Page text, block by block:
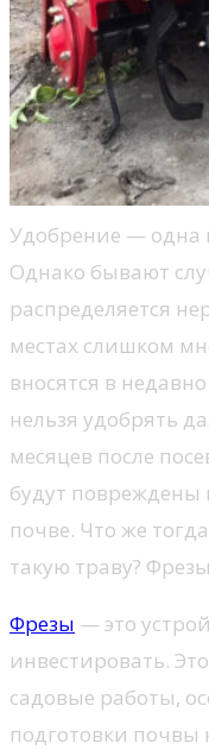
Удобрение — одна
Однако бывают
распределяется
местах слишком
вносятся в
нельзя удобрять
месяцев после
будут повреждены
почве. Что же
такую ​​траву?
Фрезы — это
инвестировать.
садовые работы,
подготовки почвы